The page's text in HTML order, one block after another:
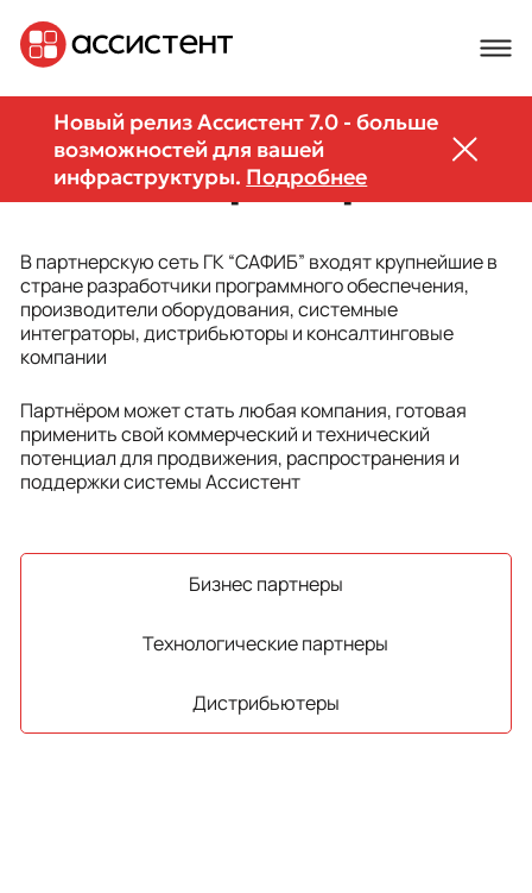
Новый релиз Ассистент 7.0 - больше
возможностей для вашей
инфраструктуры. Подробнее
Наши партнеры
В партнерскую сеть ГК “САФИБ” входят крупнейшие в
стране разработчики программного обеспечения,
производители оборудования, системные
интеграторы, дистрибьюторы и консалтинговые
компании
Партнёром может стать любая компания, готовая
применить свой коммерческий и технический
потенциал для продвижения, распространения и
поддержки системы Ассистент
Бизнес партнеры
Технологические партнеры
Дистрибьютеры